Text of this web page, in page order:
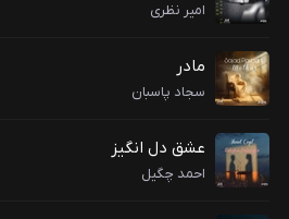
امیر نظری
مادر
سجاد پاسبان
عشق دل انگیز
احمد چگیل